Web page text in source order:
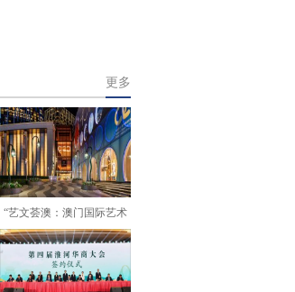
更多
“艺文荟澳：澳门国际艺术